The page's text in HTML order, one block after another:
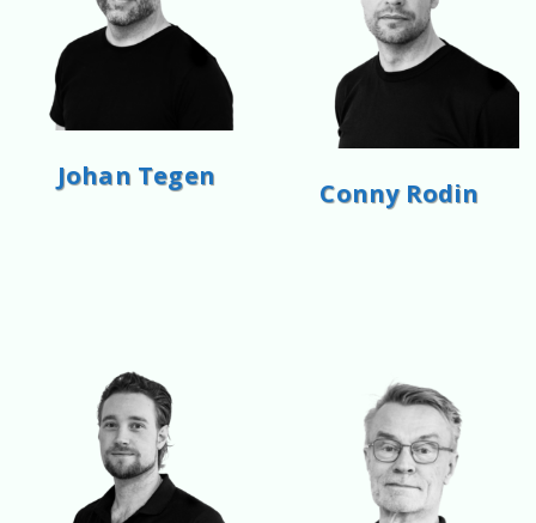
Johan Tegen
Conny Rodin